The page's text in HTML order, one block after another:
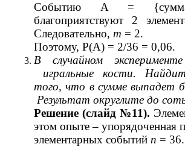
Событию А =
благоприятствуют 2
Следовательно, т = 2.
Поэтому, Р(А) = 2/36 = 0,06.
В случайном
игральные кости.
того, что в сумме выпадет
Результат округлите до
Решение (слайд №11).
этом опыте – упорядоченная
элементарных событий п = 36.